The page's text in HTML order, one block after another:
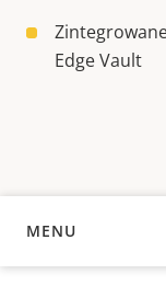
Edge Vault
MENU
INFORMACJE